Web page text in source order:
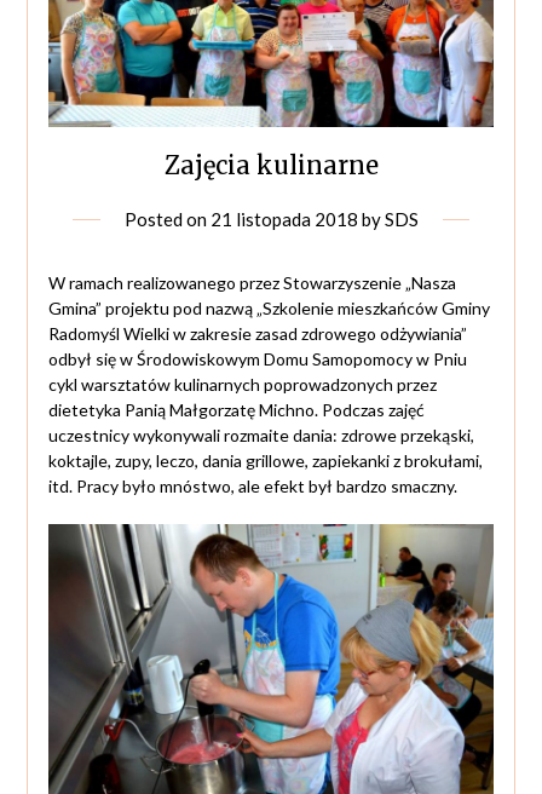
Zajęcia kulinarne
Posted on 21 listopada 2018 bySDS
W ramach realizowanego przez Stowarzyszenie „Nasza
Gmina” projektu pod nazwą „Szkolenie mieszkańców Gminy
Radomyśl Wielki w zakresie zasad zdrowego odżywiania”
odbył się w Środowiskowym Domu Samopomocy w Pniu
cykl warsztatów kulinarnych poprowadzonych przez
dietetyka Panią Małgorzatę Michno. Podczas zajęć
uczestnicy wykonywali rozmaite dania: zdrowe przekąski,
koktajle, zupy, leczo, dania grillowe, zapiekanki z brokułami,
itd. Pracy było mnóstwo, ale efekt był bardzo smaczny.